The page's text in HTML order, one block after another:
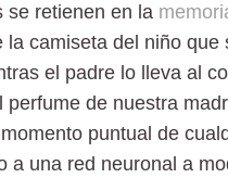
se retienen en la
la camiseta del niño
el padre lo lleva al
perfume de nuestra
puntual de
a una red neuronal a